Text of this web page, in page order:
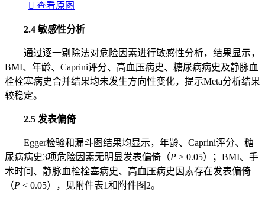
 查看原图
2.4 敏感性分析
通过逐一剔除法对危险因素进行敏感性分析，结果显示，
BMI、年龄、Caprini评分、高血压病史、糖尿病病史及静脉血
栓栓塞病史合并结果均未发生方向性变化，提示Meta分析结果
较稳定。
2.5 发表偏倚
Egger检验和漏斗图结果均显示，年龄、Caprini评分、糖
尿病病史3项危险因素无明显发表偏倚（P ≥ 0.05）；BMI、手
术时间、静脉血栓栓塞病史、高血压病史因素存在发表偏倚
（P < 0.05），见附件表1和附件图2。